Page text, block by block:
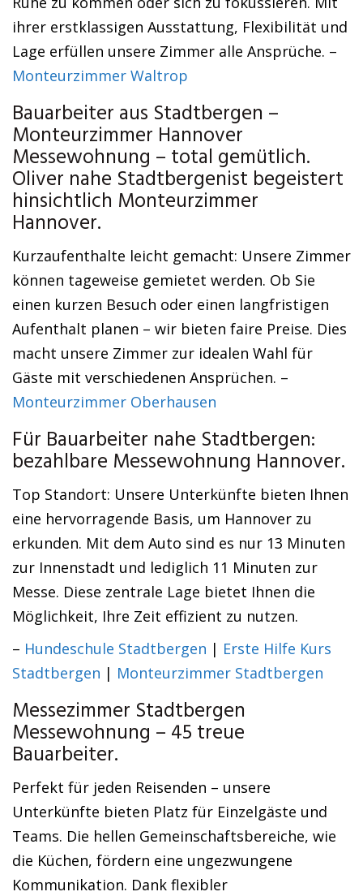
ihrer erstklassigen Ausstattung, Flexibilität und
Lage erfüllen unsere Zimmer alle Ansprüche. –
Monteurzimmer Waltrop
Bauarbeiter aus Stadtbergen –
Monteurzimmer Hannover
Messewohnung – total gemütlich.
Oliver nahe Stadtbergenist begeistert
hinsichtlich Monteurzimmer
Hannover.
Kurzaufenthalte leicht gemacht: Unsere Zimmer
können tageweise gemietet werden. Ob Sie
einen kurzen Besuch oder einen langfristigen
Aufenthalt planen – wir bieten faire Preise. Dies
macht unsere Zimmer zur idealen Wahl für
Gäste mit verschiedenen Ansprüchen. –
Monteurzimmer Oberhausen
Für Bauarbeiter nahe Stadtbergen:
bezahlbare Messewohnung Hannover.
Top Standort: Unsere Unterkünfte bieten Ihnen
eine hervorragende Basis, um Hannover zu
erkunden. Mit dem Auto sind es nur 13 Minuten
zur Innenstadt und lediglich 11 Minuten zur
Messe. Diese zentrale Lage bietet Ihnen die
Möglichkeit, Ihre Zeit effizient zu nutzen.
– Hundeschule Stadtbergen | Erste Hilfe Kurs
Stadtbergen | Monteurzimmer Stadtbergen
Messezimmer Stadtbergen
Messewohnung – 45 treue
Bauarbeiter.
Perfekt für jeden Reisenden – unsere
Unterkünfte bieten Platz für Einzelgäste und
Teams. Die hellen Gemeinschaftsbereiche, wie
die Küchen, fördern eine ungezwungene
Kommunikation. Dank flexibler